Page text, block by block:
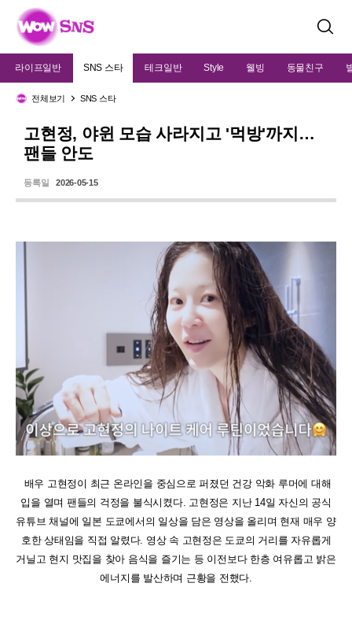
검
라이프일반 SNS 스타 테크일반 Style 웰빙 동물친구
전체보기 SNS 스타
고현정, 야윈 모습 사라지고 '먹방'까지…
팬들 안도
등록일 2026-05-15
배우 고현정이 최근 온라인을 중심으로 퍼졌던 건강 악화 루머에 대해
입을 열며 팬들의 걱정을 불식시켰다. 고현정은 지난 14일 자신의 공식
유튜브 채널에 일본 도쿄에서의 일상을 담은 영상을 올리며 현재 매우 양
호한 상태임을 직접 알렸다. 영상 속 고현정은 도쿄의 거리를 자유롭게
거닐고 현지 맛집을 찾아 음식을 즐기는 등 이전보다 한층 여유롭고 밝은
에너지를 발산하며 근황을 전했다.